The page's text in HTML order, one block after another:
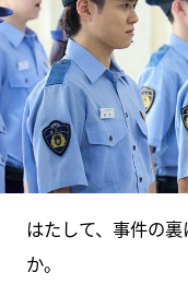
はたして、事件の
か。